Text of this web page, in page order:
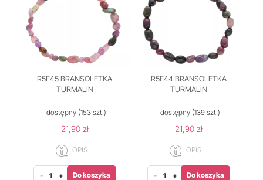
R5F45 BRANSOLETKA
TURMALIN
dostępny(153 szt.)
21,90 zł
OPIS
- + Do koszyka
R5F44 BRANSOLETKA
TURMALIN
dostępny(139 szt.)
21,90 zł
OPIS
- + Do koszyka